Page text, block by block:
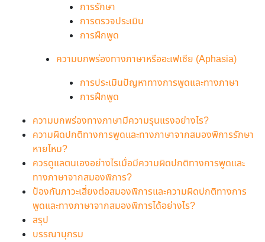
การรักษา
การตรวจประเมิน
การฝึกพูด
ความบกพร่องทางภาษาหรืออะเฟเซีย (Aphasia)
การประเมินปัญหาทางการพูดและทางภาษา
การฝึกพูด
ความบกพร่องทางภาษามีความรุนแรงอย่างไร?
ความผิดปกติทางการพูดและทางภาษาจากสมองพิการรักษา
หายไหม?
ควรดูแลตนเองอย่างไรเมื่อมีความผิดปกติทางการพูดและ
ทางภาษาจากสมองพิการ?
ป้องกันภาวะเสี่ยงต่อสมองพิการและความผิดปกติทางการ
พูดและทางภาษาจากสมองพิการได้อย่างไร?
สรุป
บรรณานุกรม